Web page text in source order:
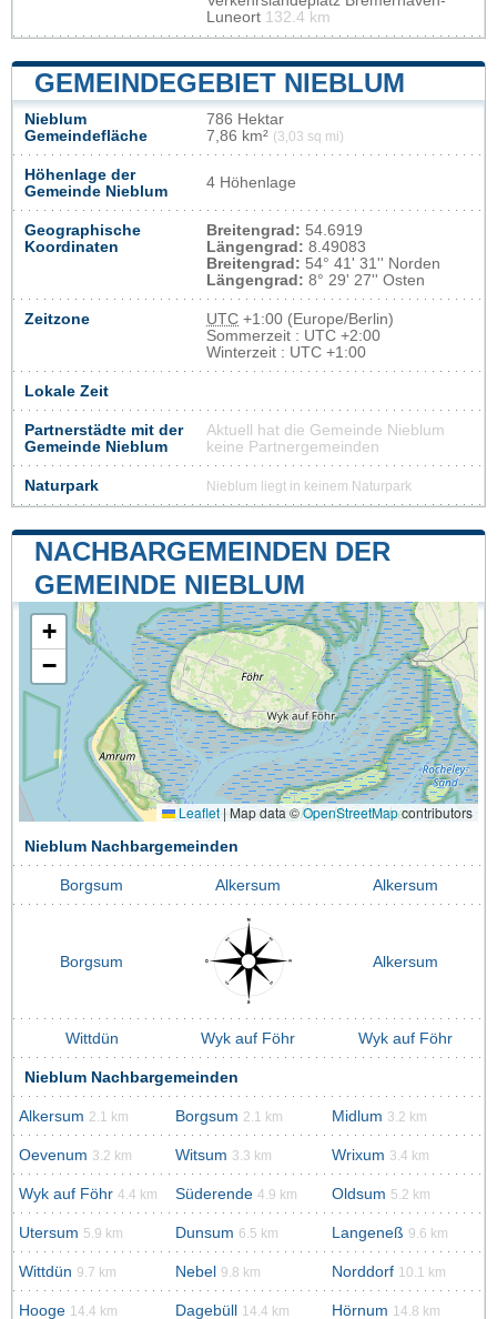
Luneort 132.4 km
GEMEINDEGEBIET NIEBLUM
Nieblum
Gemeindefläche
786 Hektar
7,86 km² (3,03 sq mi)
Höhenlage der
Gemeinde Nieblum
4 Höhenlage
Geographische
Koordinaten
Breitengrad: 54.6919
Längengrad: 8.49083
Breitengrad: 54° 41' 31'' Norden
Längengrad: 8° 29' 27'' Osten
Zeitzone UTC +1:00 (Europe/Berlin)
Sommerzeit : UTC +2:00
Winterzeit : UTC +1:00
Lokale Zeit
Partnerstädte mit der
Gemeinde Nieblum
Aktuell hat die Gemeinde Nieblum
keine Partnergemeinden
Naturpark Nieblum liegt in keinem Naturpark
NACHBARGEMEINDEN DER
GEMEINDE NIEBLUM
+
−
Leaflet | Map data ©OpenStreetMapcontributors
Nieblum Nachbargemeinden
Borgsum Alkersum Alkersum
Borgsum Alkersum
Wittdün Wyk auf Föhr Wyk auf Föhr
Nieblum Nachbargemeinden
Alkersum 2.1 km Borgsum 2.1 km Midlum 3.2 km
Oevenum 3.2 km Witsum 3.3 km Wrixum 3.4 km
Wyk auf Föhr 4.4 km Süderende 4.9 km Oldsum 5.2 km
Utersum 5.9 km Dunsum 6.5 km Langeneß 9.6 km
Wittdün 9.7 km Nebel 9.8 km Norddorf 10.1 km
Hooge 14.4 km Dagebüll 14.4 km Hörnum 14.8 km